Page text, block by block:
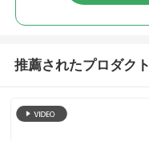
推薦されたプロダクト